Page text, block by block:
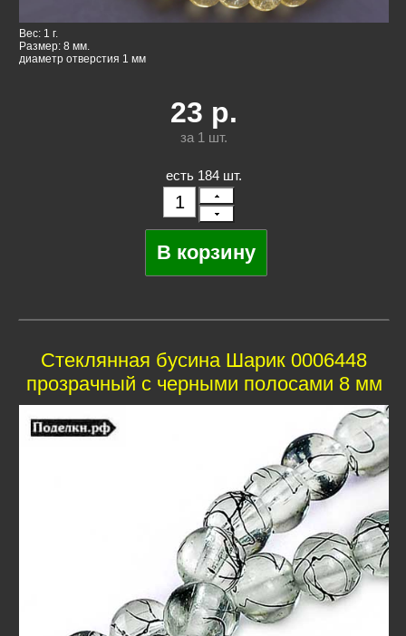
Вес: 1 г.
Размер: 8 мм.
диаметр отверстия 1 мм
23 р.
за 1 шт.
есть 184 шт.
Стеклянная бусина Шарик 0006448
прозрачный с черными полосами 8 мм